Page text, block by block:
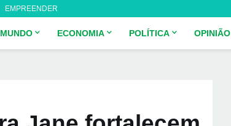
EMPREENDER
MUNDO ECONOMIA POLÍTICA OPINIÃO